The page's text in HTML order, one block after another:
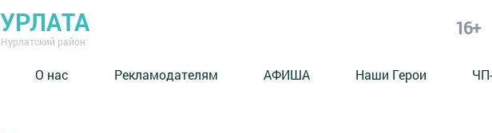
район
16+
О нас Рекламодателям АФИША Наши Герои